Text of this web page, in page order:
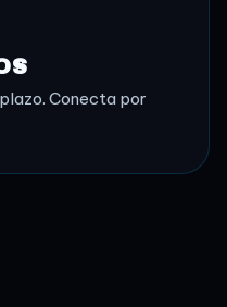
Conecta por